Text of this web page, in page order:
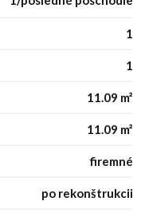
1
1
11.09 m²
11.09 m²
firemné
po rekonštrukcii